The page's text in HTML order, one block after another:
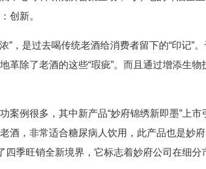
创新。
，是过去喝传统老酒给消费者留下的“印记”
革除了老酒的这些“瑕疵”。而且通过增添生
例很多，其中新产品“妙府锦绣新即墨”上市
酒，非常适合糖尿病人饮用，此产品也是妙
四季旺销全新境界，它标志着妙府公司在细